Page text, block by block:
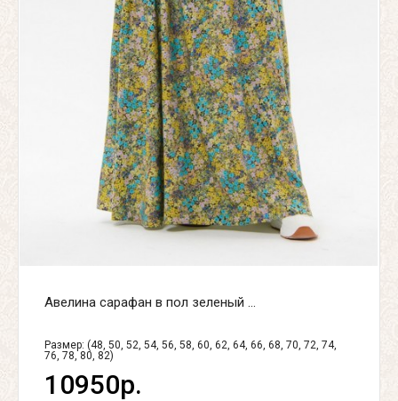
Авелина сарафан в пол зеленый ...
Размер: (48, 50, 52, 54, 56, 58, 60, 62, 64, 66, 68, 70, 72, 74,
76, 78, 80, 82)
10950р.